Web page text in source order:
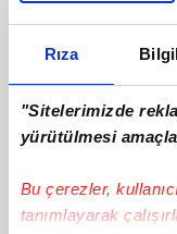
Rıza
"Sitelerimizde
yürütülmesi
Bu çerezler,
tanımlayarak